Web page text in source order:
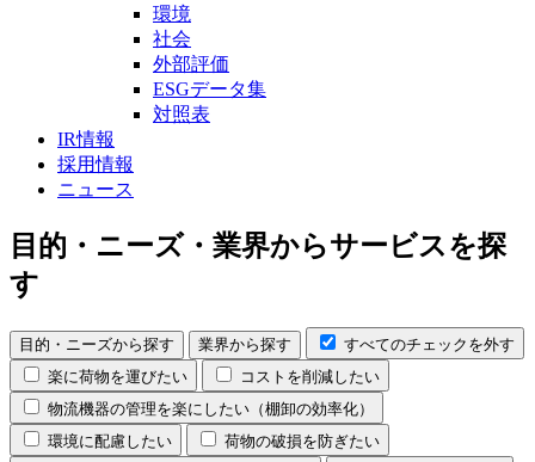
環境
社会
外部評価
ESGデータ集
対照表
IR情報
採用情報
ニュース
目的・ニーズ・業界からサービスを探
す
目的・ニーズから探す 業界から探す
すべてのチェックを外す
楽に荷物を運びたい
コストを削減したい
物流機器の管理を楽にしたい（棚卸の効率化）
環境に配慮したい
荷物の破損を防ぎたい